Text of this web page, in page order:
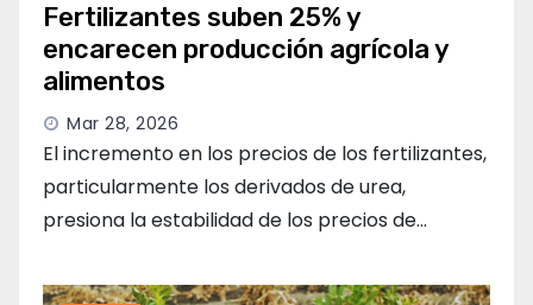
Fertilizantes suben 25% y
encarecen producción agrícola y
alimentos
Mar 28, 2026
El incremento en los precios de los fertilizantes,
particularmente los derivados de urea,
presiona la estabilidad de los precios de…